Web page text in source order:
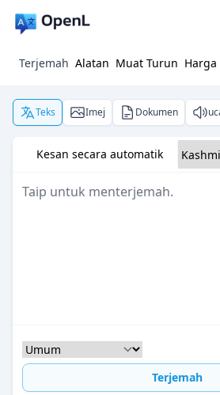
Terjemah Alatan Muat Turun Harga
Teks Imej Dokumen
Kesan secara automatik
Terjemah